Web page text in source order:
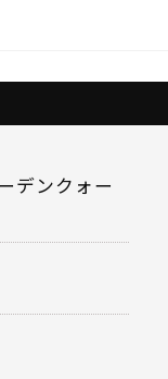
デンクォー